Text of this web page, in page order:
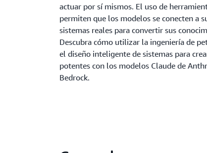
actuar por sí mismos. El uso de
permiten que los modelos se conecten a
sistemas reales para convertir sus
Descubra cómo utilizar la ingeniería de
el diseño inteligente de sistemas para
potentes con los modelos Claude de
Bedrock.